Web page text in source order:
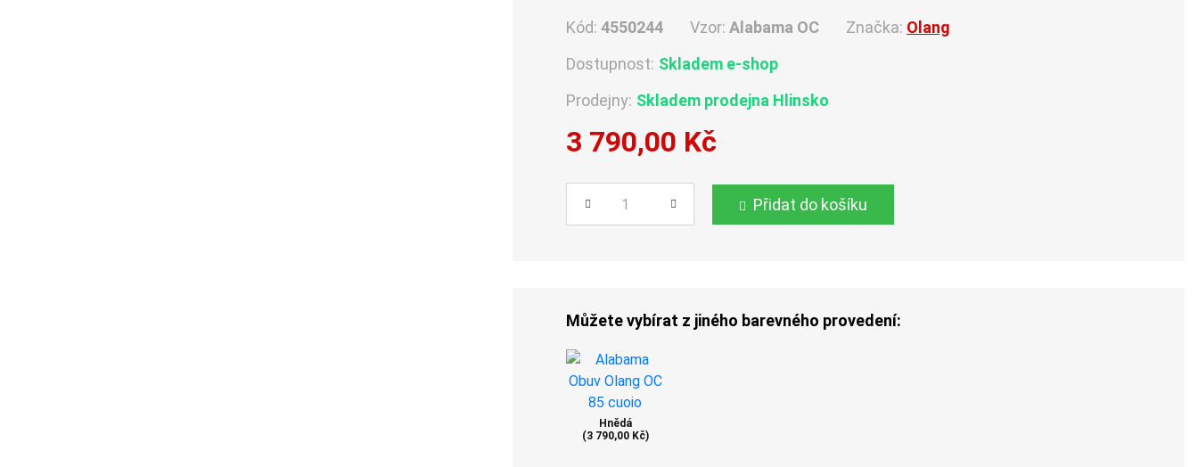
Kód: 4550244 Vzor: Alabama OC Značka: Olang
Dostupnost: Skladem e-shop
Prodejny: Skladem prodejna Hlinsko
3 790,00 Kč
Přidat do košíku
Můžete vybírat z jiného barevného provedení:
Hnědá
(3 790,00 Kč)